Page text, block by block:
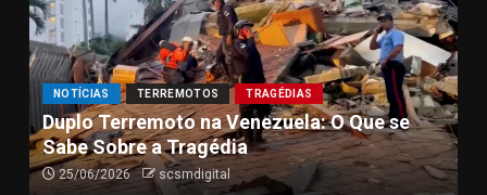
GUERRA MUNDO NOTÍCIAS
Após retomada de ataques, Israel e Irã
anunciam trégua até acordo com Trump
08/06/2026 scsmdigital
5
Comida de boteco em casa: 5
receitas para o fim de
semana
GASTRONOMIA
SABORES E PREPARO
Os benefícios de incluir alho,
tomate e cebola na dieta,